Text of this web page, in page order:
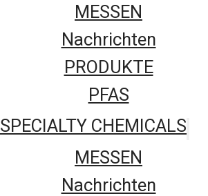
MESSEN
Nachrichten
PRODUKTE
PFAS
SPECIALTY CHEMICALS
MESSEN
Nachrichten